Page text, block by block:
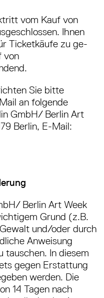
vom Kauf von
Ihnen
Ticketkäufe zu ge­
von
Sie bitte
an folgende
GmbH/ Berlin Art
Berlin, E-Mail:
Berlin Art Week
Grund (z.B.
und/oder durch
Anweisung
tauschen. In diesem
gegen Erstattung
werden. Die
14 Tagen nach